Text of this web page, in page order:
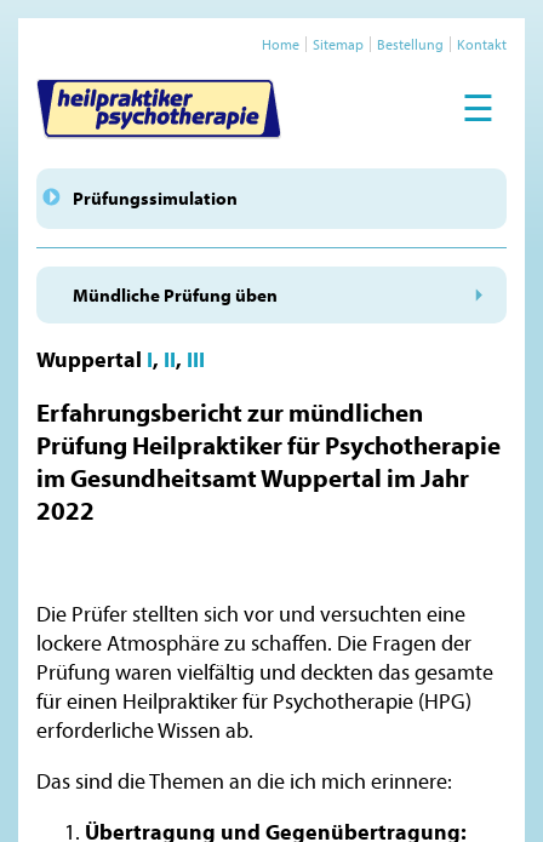
Home Sitemap Bestellung Kontakt
☰
Prüfungssimulation
Mündliche Prüfung üben
Wuppertal I, II, III
Erfahrungsbericht zur mündlichen
Prüfung Heilpraktiker für Psychotherapie
im Gesundheitsamt Wuppertal im Jahr
2022
Die Prüfer stellten sich vor und versuchten eine
lockere Atmosphäre zu schaffen. Die Fragen der
Prüfung waren vielfältig und deckten das gesamte
für einen Heilpraktiker für Psychotherapie (HPG)
erforderliche Wissen ab.
Das sind die Themen an die ich mich erinnere:
Übertragung und Gegenübertragung: